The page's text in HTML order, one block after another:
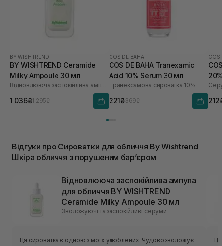
BY WISHTREND
BY WISHTREND Ceramide
Milky Ampoule 30 мл
Відновлююча заспокійлива ампула для обличчя
1 036₴1 295₴
COS DE BAHA
COS DE BAHA Tranexamic
Acid 10% Serum 30 мл
Транексамова сироватка 10%
221₴369₴
COS
Відгуки про Сироватки для обличчя By Wishtrend
Шкіра обличчя з порушеним барʼєром
Відновлююча заспокійлива ампула
для обличчя BY WISHTREND
Ceramide Milky Ampoule 30 мл
Зволожуючі та заспокійливі серуми
Ця сироватка є одною з моїх улюблених. Чудово зволожує